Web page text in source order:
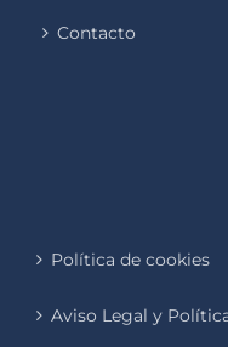
Contacto
Política de cookies
Aviso Legal y